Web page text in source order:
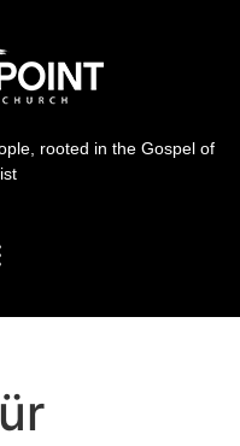
rooted in the Gospel of